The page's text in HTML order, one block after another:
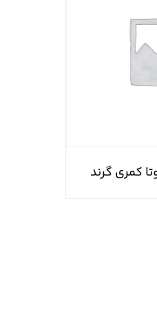
کمری گرند